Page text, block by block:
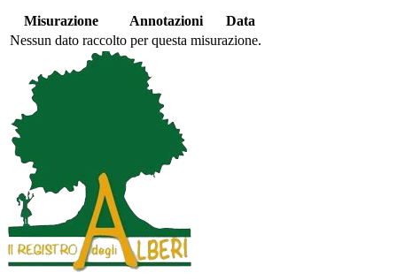
Misurazione Annotazioni
Data
Nessun dato raccolto per questa misurazione.